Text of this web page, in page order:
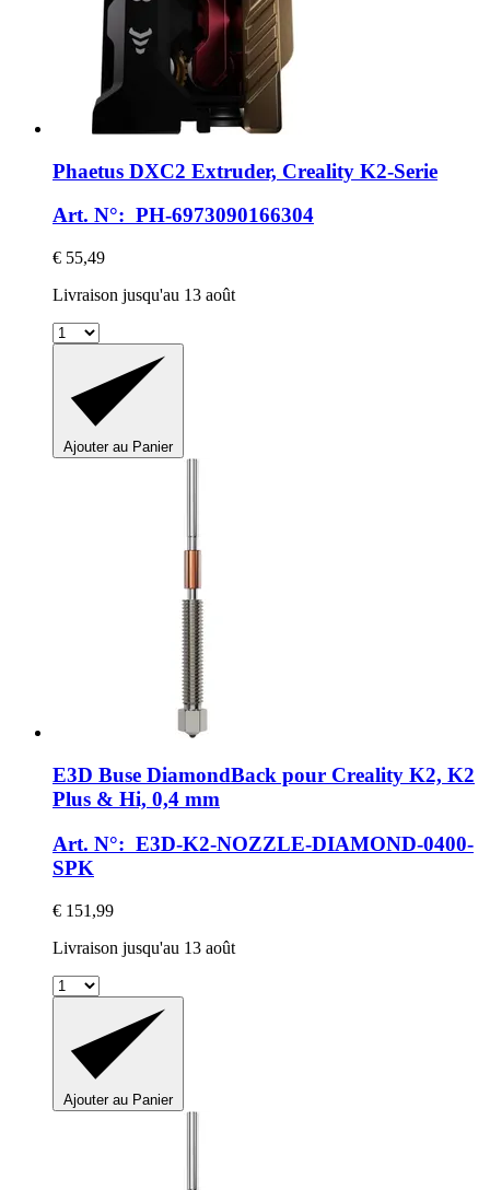
Phaetus DXC2 Extruder, Creality K2-​Serie
Art. N°: PH-6973090166304
€ 55,49
Livraison jusqu'au 13 août
Ajouter au Panier
E3D Buse DiamondBack pour Creality K2, K2
Plus & Hi, 0,4 mm
Art. N°: E3D-K2-NOZZLE-DIAMOND-0400-
SPK
€ 151,99
Livraison jusqu'au 13 août
Ajouter au Panier